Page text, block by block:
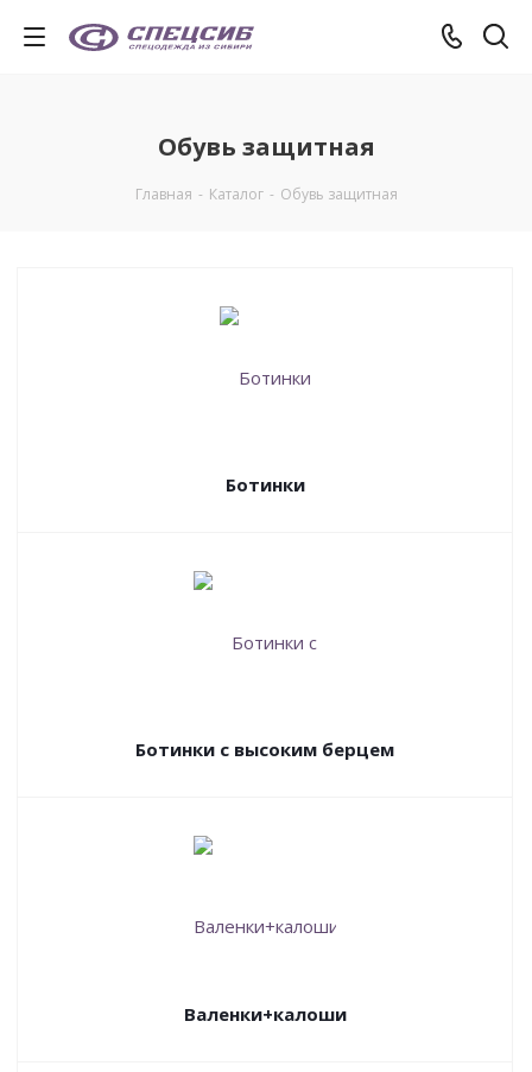
Обувь защитная
Главная - Каталог - Обувь защитная
Ботинки
Ботинки с высоким берцем
Валенки+калоши